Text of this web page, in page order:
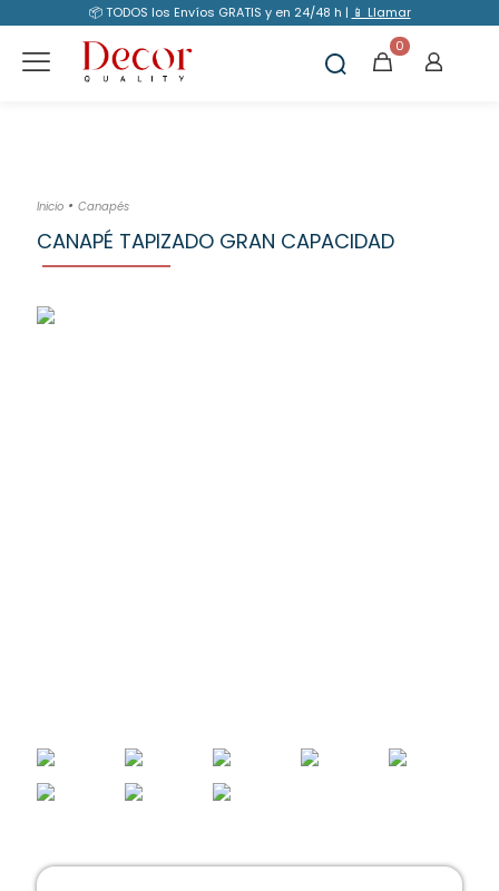
📦 TODOS los Envíos GRATIS y en 24/48 h | 📱 Llamar
0
Inicio • Canapés
CANAPÉ TAPIZADO GRAN CAPACIDAD